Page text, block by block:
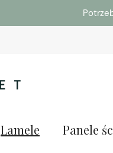
Lamele Panele